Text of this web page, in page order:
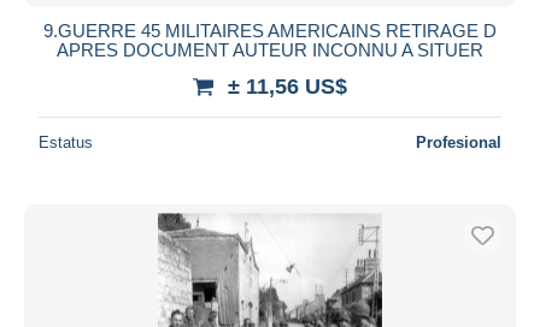
9.GUERRE 45 MILITAIRES AMERICAINS RETIRAGE D
APRES DOCUMENT AUTEUR INCONNU A SITUER
± 11,56 US$
Estatus Profesional